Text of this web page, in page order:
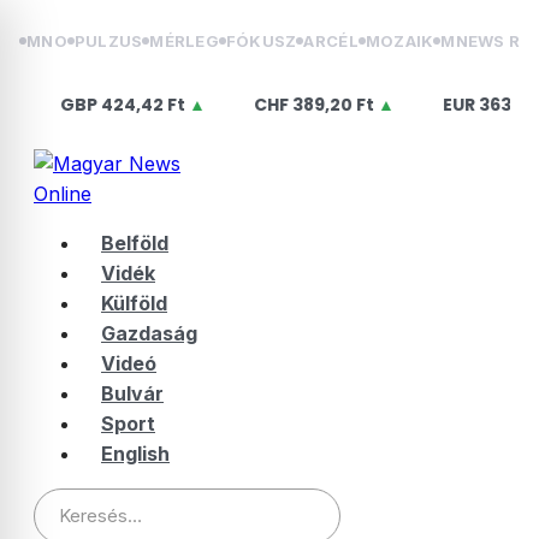
MNO PULZUS MÉRLEG FÓKUSZ ARCÉL MOZAIK MNEWS
424,42 Ft▲ CHF 389,20 Ft ▲ EUR 363,75 Ft ▲
Belföld
Vidék
Külföld
Gazdaság
Videó
Bulvár
Sport
English
Keresés: